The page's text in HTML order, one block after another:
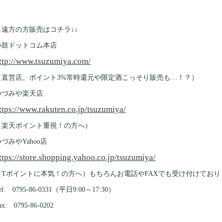
遠方の方販売はコチラ↓↓
鼓ドットコム本店
www.tsuzumiya.com/
直営店。ポイント3%常時還元や限定酒こっそり販売も…！？）
づみや楽天店
www.rakuten.co.jp/tsuzumiya/
楽天ポイント重視！の方へ）
づみやYahoo店
store.shopping.yahoo.co.jp/tsuzumiya/
Tポイントに本気！の方へ）もちろんお電話やFAXでも受け付けてお
0795-86-0331（平日9:00～17:30）
0795-86-0202